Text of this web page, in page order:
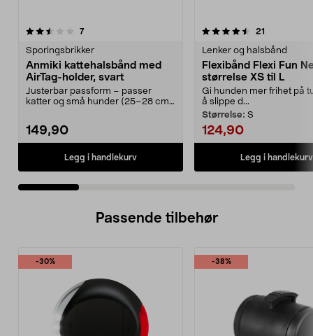
7anmeldelser
Sporingsbrikker
Anmiki kattehalsbånd med
AirTag-holder, svart
Justerbar passform – passer
katter og små hunder (25–28 cm).
149,90
Legg i handlekurv
4.5 av 5 stjerner 21
Lenker og halsbånd
Flexibånd Flexi Fun
størrelse XS til L
Gi hunden mer frihet på
å slippe d...
Størrelse: S
124,90
Legg i handlekurv
3.5 av 5 stjerner
Passende tilbehør
-30% -38%